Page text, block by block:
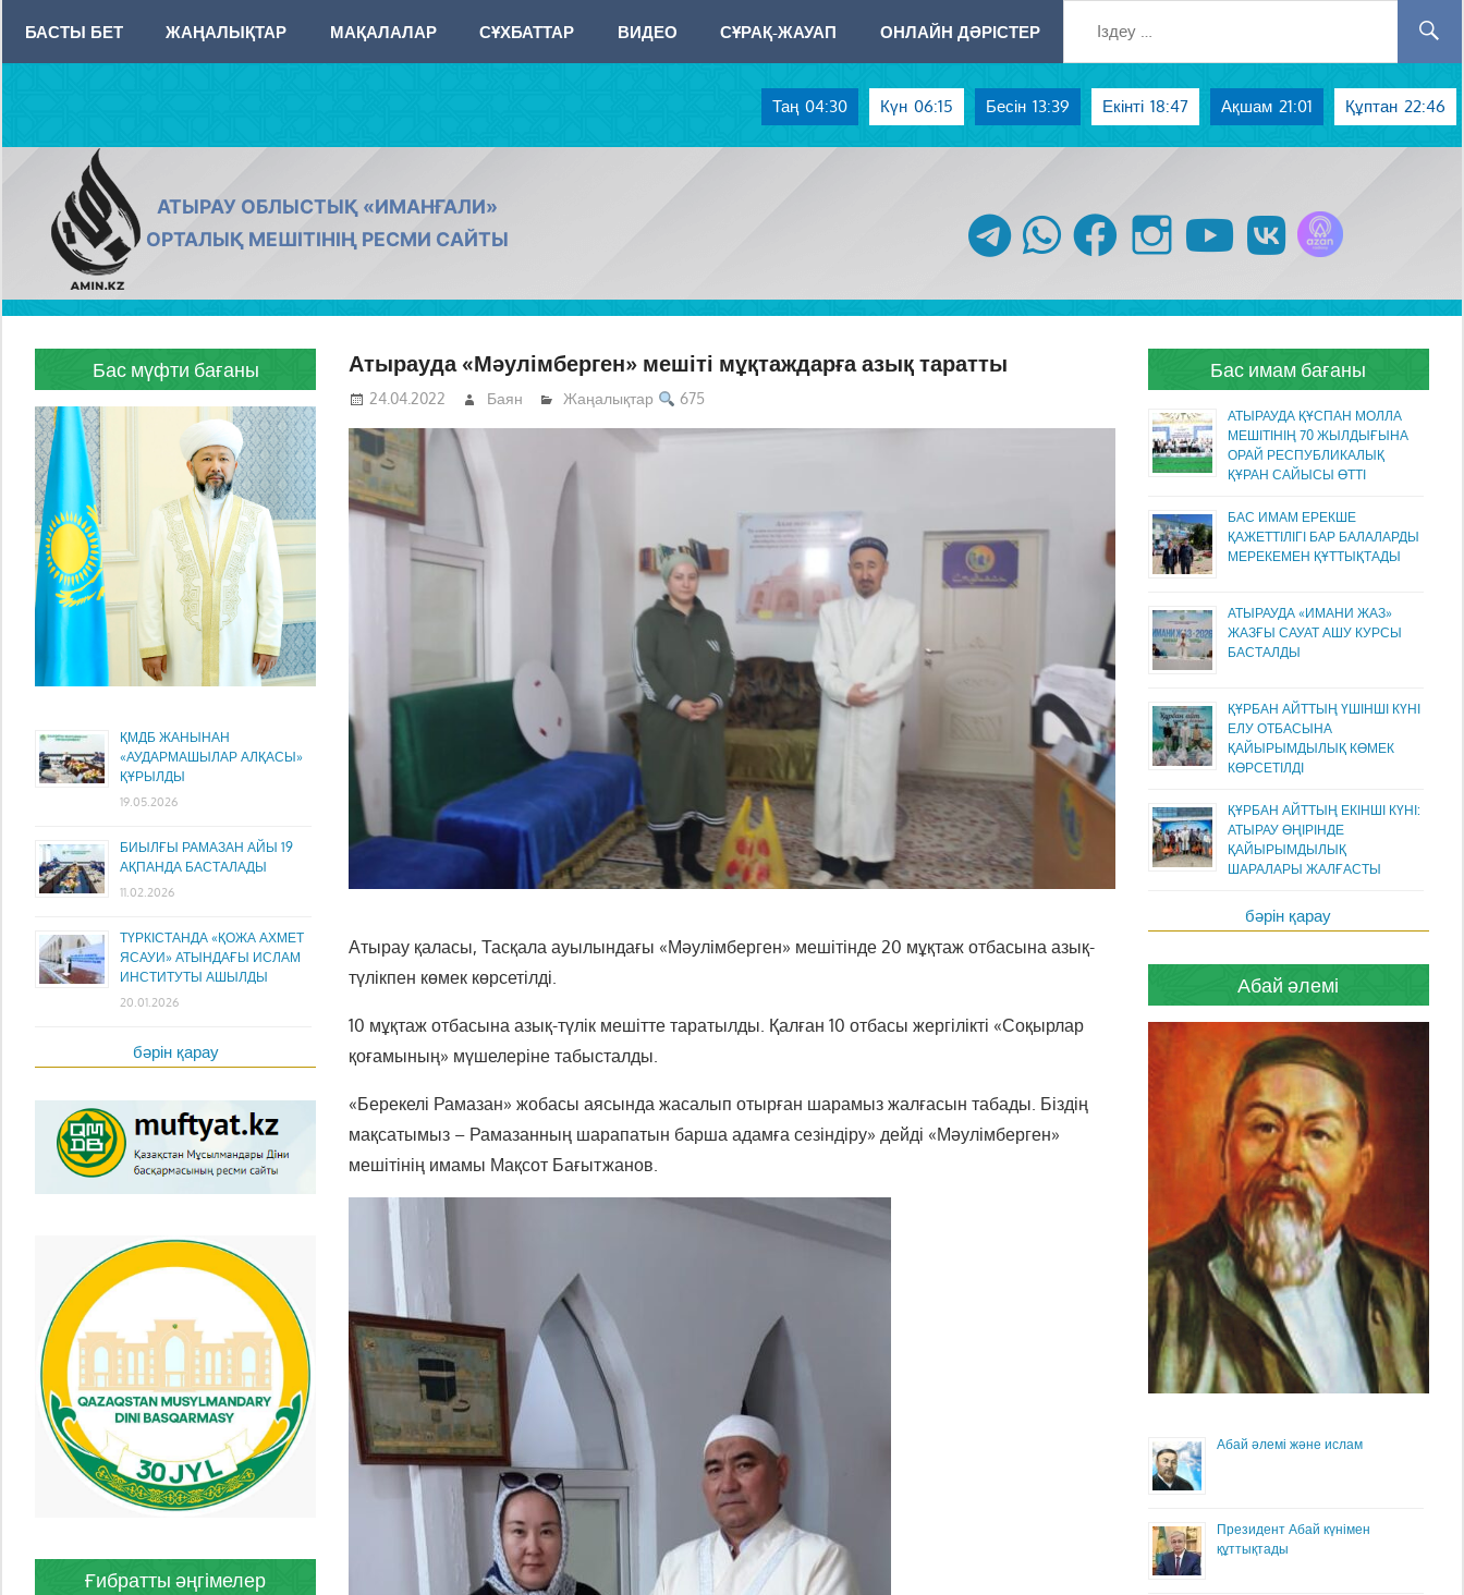
content
БАСТЫ БЕТ ЖАҢАЛЫҚТАР МАҚАЛАЛАР СҰХБАТТАР ВИДЕО СҰРАҚ-ЖАУАП ОНЛАЙН ДӘРІСТЕР
Таң 04:30 Күн 06:15 Бесін 13:39 Екінті 18:47 Ақшам 21:01 Құптан 22:46
AMIN.KZ
АТЫРАУ ОБЛЫСТЫҚ «ИМАНҒАЛИ»
ОРТАЛЫҚ МЕШІТІНІҢ РЕСМИ САЙТЫ
telegram whatsapp facebook instagram youtubevk
Атырауда «Мәулімберген» мешіті мұқтаждарға азық таратты
24.04.2022 Баян Жаңалықтар 675
Атырау қаласы, Тасқала ауылындағы «Мәулімберген» мешітінде 20 мұқтаж отбасына азық-
түлікпен көмек көрсетілді.
10 мұқтаж отбасына азық-түлік мешітте таратылды. Қалған 10 отбасы жергілікті «Соқырлар
қоғамының» мүшелеріне табысталды.
«Берекелі Рамазан» жобасы аясында жасалып отырған шарамыз жалғасын табады. Біздің
мақсатымыз – Рамазанның шарапатын барша адамға сезіндіру» дейді «Мәулімберген»
мешітінің имамы Мақсот Бағытжанов.
Бас мүфти бағаны
ҚМДБ ЖАНЫНАН
«АУДАРМАШЫЛАР АЛҚАСЫ»
ҚҰРЫЛДЫ
19.05.2026
БИЫЛҒЫ РАМАЗАН АЙЫ 19
АҚПАНДА БАСТАЛАДЫ
11.02.2026
ТҮРКІСТАНДА «ҚОЖА АХМЕТ
ЯСАУИ» АТЫНДАҒЫ ИСЛАМ
ИНСТИТУТЫ АШЫЛДЫ
20.01.2026
бәрін қарау
Ғибратты әңгімелер
Бас имам бағаны
АТЫРАУДА ҚҰСПАН МОЛЛА
МЕШІТІНІҢ 70 ЖЫЛДЫҒЫНА
ОРАЙ РЕСПУБЛИКАЛЫҚ
ҚҰРАН САЙЫСЫ ӨТТІ
БАС ИМАМ ЕРЕКШЕ
ҚАЖЕТТІЛІГІ БАР БАЛАЛАРДЫ
МЕРЕКЕМЕН ҚҰТТЫҚТАДЫ
АТЫРАУДА «ИМАНИ ЖАЗ»
ЖАЗҒЫ САУАТ АШУ КУРСЫ
БАСТАЛДЫ
ҚҰРБАН АЙТТЫҢ ҮШІНШІ КҮНІ
ЕЛУ ОТБАСЫНА
ҚАЙЫРЫМДЫЛЫҚ КӨМЕК
КӨРСЕТІЛДІ
ҚҰРБАН АЙТТЫҢ ЕКІНШІ КҮНІ:
АТЫРАУ ӨҢІРІНДЕ
ҚАЙЫРЫМДЫЛЫҚ
ШАРАЛАРЫ ЖАЛҒАСТЫ
бәрін қарау
Абай әлемі
Абай әлемі және ислам
Президент Абай күнімен
құттықтады